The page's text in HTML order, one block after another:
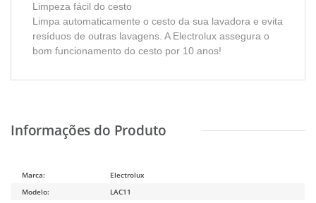
Limpeza fácil do cesto
Limpa automaticamente o cesto da sua lavadora e evita
resíduos de outras lavagens. A Electrolux assegura o
bom funcionamento do cesto por 10 anos!
Marca:
Electrolux
Modelo:
LAC11